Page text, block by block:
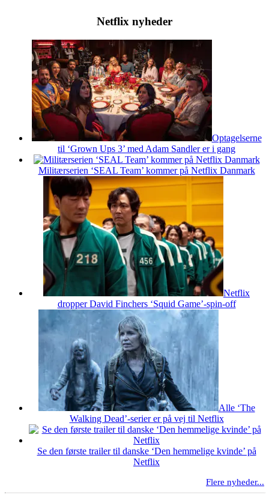
Netflix nyheder
Optagelserne
til ‘Grown Ups 3’ med Adam Sandler er i gang
Militærserien ‘SEAL Team’ kommer på Netflix Danmark
Netflix
dropper David Finchers ‘Squid Game’-spin-off
Alle ‘The
Walking Dead’-serier er på vej til Netflix
Se den første trailer til danske ‘Den hemmelige kvinde’ på
Netflix
Flere nyheder...